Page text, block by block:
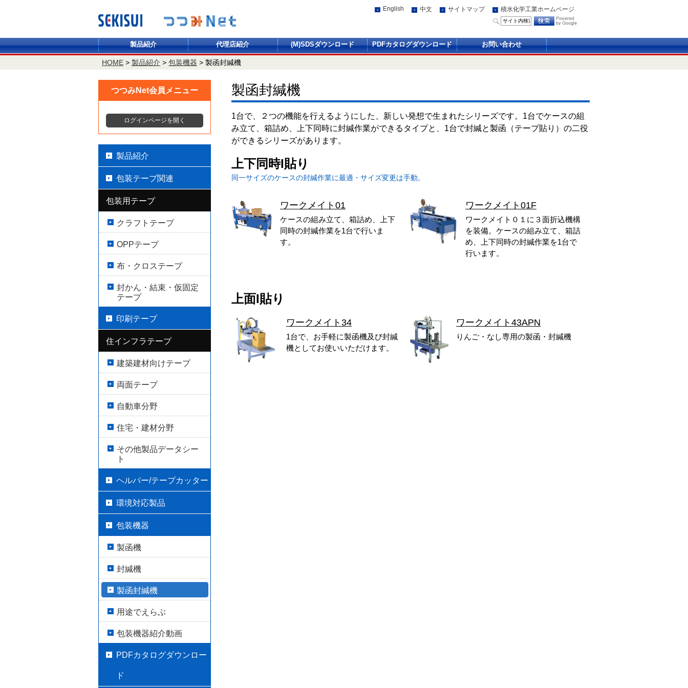
English 中文 サイトマップ 積水化学工業ホームページ
製品紹介 代理店紹介 (M)SDSダウンロード PDFカタログダウンロード お問い合わせ
HOME >製品紹介 >包装機器 >製函封緘機
製函封緘機
1台で、２つの機能を行えるようにした、新しい発想で生まれたシリーズです。1台でケースの組
み立て、箱詰め、上下同時に封緘作業ができるタイプと、1台で封緘と製函（テープ貼り）の二役
ができるシリーズがあります。
上下同時I貼り
同一サイズのケースの封緘作業に最適・サイズ変更は手動。
ワークメイト01
ケースの組み立て、箱詰め、上下
同時の封緘作業を1台で行いま
す。
ワークメイト01F
ワークメイト０１に３面折込機構
を装備。ケースの組み立て、箱詰
め、上下同時の封緘作業を1台で
行います。
上面I貼り
ワークメイト34
1台で、お手軽に製函機及び封緘
機としてお使いいただけます。
ワークメイト43APN
りんご・なし専用の製函・封緘機
つつみNet会員メニュー
ログインページを開く
製品紹介
包装テープ関連
包装用テープ
クラフトテープ
OPPテープ
布・クロステープ
封かん・結束・仮固定
テープ
印刷テープ
住インフラテープ
建築建材向けテープ
両面テープ
自動車分野
住宅・建材分野
その他製品データシー
ト
ヘルパー/テープカッター
環境対応製品
包装機器
製函機
封緘機
製函封緘機
用途でえらぶ
包装機器紹介動画
PDFカタログダウンロー
ド